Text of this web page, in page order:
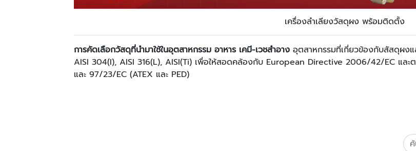
เครื่องลำเลียงวัสดุผง พร้อมติดตั้ง
การคัดเลือกวัสดุที่นำมาใช้ในอุตสาหกรรม อาหาร เคมี-เวชสำอาง อุตสาหกรรมที่เกี่ยวข้องกับสัสดุผงแ
AISI 304(I), AISI 316(L), AISI(Ti) เพื่อให้สอดคล้องกับ European Directive 2006/42/EC แล
และ 97/23/EC (ATEX และ PED)